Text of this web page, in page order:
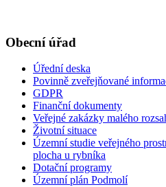
Obecní úřad
Úřední deska
Povinně zveřejňované
GDPR
Finanční dokumenty
Veřejné zakázky malého
Životní situace
Územní studie veřejného
plocha u rybníka
Dotační programy
Územní plán Podmolí